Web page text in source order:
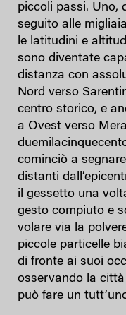
piccoli passi. Uno,
seguito alle
le latitudini e
sono diventate
distanza con
Nord verso
centro storico, e
a Ovest verso
cominciò a
distanti
il gessetto una
gesto compiuto e
volare via la
piccole particelle
di fronte ai suoi
osservando la città
può fare un